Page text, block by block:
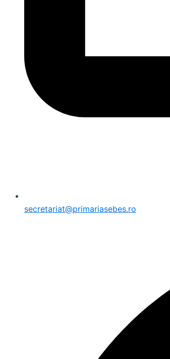
secretariat@primariasebes.ro